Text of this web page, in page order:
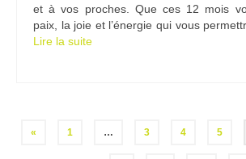
et à vos proches. Que ces 12 mois
paix, la joie et l’énergie qui vous
Lire la suite­­
Pagination
« 1 … 3 4 5